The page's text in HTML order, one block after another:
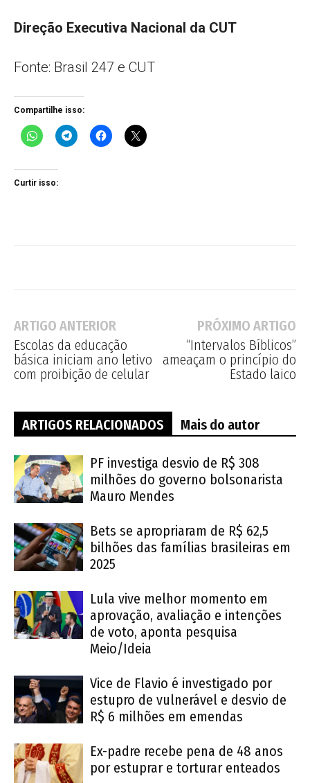
Direção Executiva Nacional da CUT
Fonte: Brasil 247 e CUT
Compartilhe isso:
Curtir isso:
ARTIGO ANTERIOR
Escolas da educação
básica iniciam ano letivo
com proibição de celular
PRÓXIMO ARTIGO
“Intervalos Bíblicos”
ameaçam o princípio do
Estado laico
ARTIGOS RELACIONADOS Mais do autor
PF investiga desvio de R$ 308
milhões do governo bolsonarista
Mauro Mendes
Bets se apropriaram de R$ 62,5
bilhões das famílias brasileiras em
2025
Lula vive melhor momento em
aprovação, avaliação e intenções
de voto, aponta pesquisa
Meio/Ideia
Vice de Flavio é investigado por
estupro de vulnerável e desvio de
R$ 6 milhões em emendas
Ex-padre recebe pena de 48 anos
por estuprar e torturar enteados